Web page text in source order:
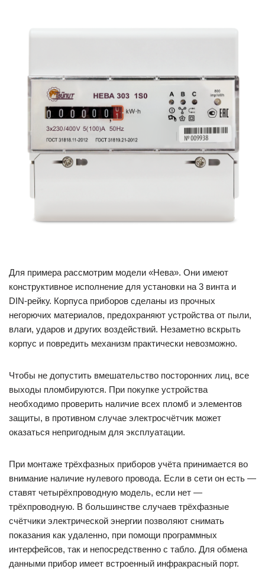
Для примера рассмотрим модели «Нева». Они имеют
конструктивное исполнение для установки на 3 винта и
DIN-рейку. Корпуса приборов сделаны из прочных
негорючих материалов, предохраняют устройства от пыли,
влаги, ударов и других воздействий. Незаметно вскрыть
корпус и повредить механизм практически невозможно.
Чтобы не допустить вмешательство посторонних лиц, все
выходы пломбируются. При покупке устройства
необходимо проверить наличие всех пломб и элементов
защиты, в противном случае электросчётчик может
оказаться непригодным для эксплуатации.
При монтаже трёхфазных приборов учёта принимается во
внимание наличие нулевого провода. Если в сети он есть —
ставят четырёхпроводную модель, если нет —
трёхпроводную. В большинстве случаев трёхфазные
счётчики электрической энергии позволяют снимать
показания как удаленно, при помощи программных
интерфейсов, так и непосредственно с табло. Для обмена
данными прибор имеет встроенный инфракрасный порт.